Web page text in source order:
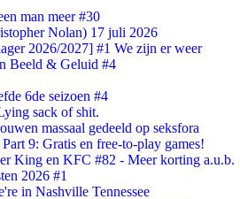
man meer #30
Nolan) 17 juli 2026
2026/2027] #1 We zijn er weer
Beeld & Geluid #4
6de seizoen #4
sack of shit.
massaal gedeeld op seksfora
9: Gratis en free-to-play games!
King en KFC #82 - Meer korting a.u.b.
2026 #1
in Nashville Tennessee